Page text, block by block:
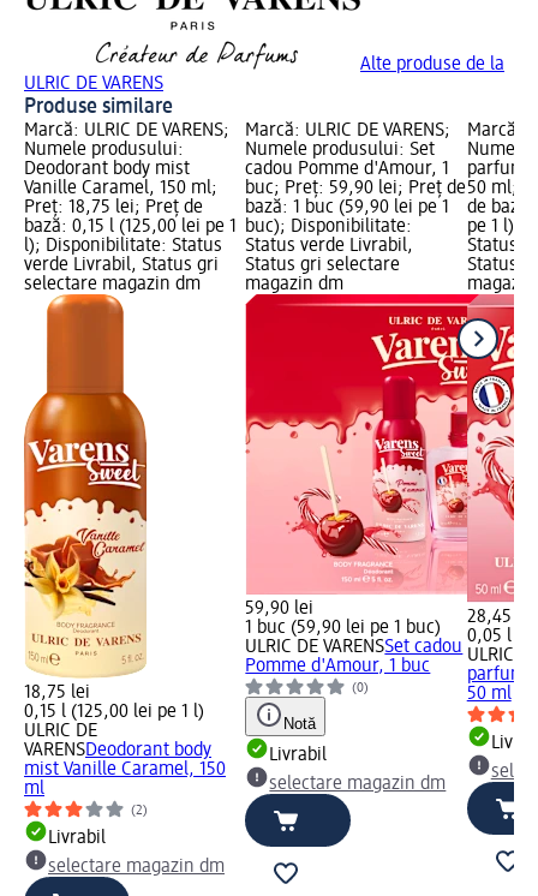
Alte produse de la
ULRIC DE VARENS
Produse similare
Marcă: ULRIC DE VARENS;
Numele produsului:
Deodorant body mist
Vanille Caramel, 150 ml;
Preț: 18,75 lei; Preț de
bază: 0,15 l (125,00 lei pe 1
l); Disponibilitate: Status
verde Livrabil, Status gri
selectare magazin dm
18,75 lei
0,15 l (125,00 lei pe 1 l)
ULRIC DE
VARENSDeodorant body
mist Vanille Caramel, 150
ml
(2)
Livrabil
selectare magazin dm
Marcă: ULRIC DE VARENS;
Numele produsului: Set
cadou Pomme d'Amour, 1
buc; Preț: 59,90 lei; Preț de
bază: 1 buc (59,90 lei pe 1
buc); Disponibilitate:
Status verde Livrabil,
Status gri selectare
magazin dm
59,90 lei
1 buc (59,90 lei pe 1 buc)
ULRIC DE VARENSSet cadou
Pomme d'Amour, 1 buc
(0)
Notă
Livrabil
selectare magazin dm
Marcă:
Numele
parfum
50 ml;
de
pe 1 l);
Status
Status
28,45 lei
0,05 l
ULRIC
parfum
50 ml